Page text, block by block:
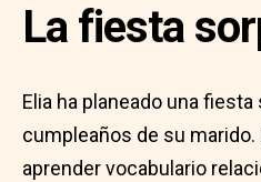
La fiesta
Elia ha planeado una fiesta
cumpleaños de su
aprender vocabulario